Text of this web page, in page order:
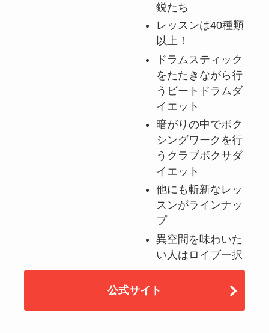
鋭たち
レッスンは40種類
以上！
ドラムスティック
をたたきながら行
うビートドラムダ
イエット
暗がりの中でボク
シングワークを行
うクラブボクサダ
イエット
他にも斬新なレッ
スンがラインナッ
プ
異空間を味わいた
い人はロイブ一択
公式サイト